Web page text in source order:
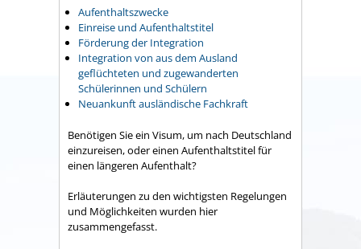
Aufenthaltszwecke
Einreise und Aufenthaltstitel
Förderung der Integration
Integration von aus dem Ausland
geflüchteten und zugewanderten
Schülerinnen und Schülern
Neuankunft ausländische Fachkraft
Benötigen Sie ein Visum, um nach Deutschland
einzureisen, oder einen Aufenthaltstitel für
einen längeren Aufenthalt?
Erläuterungen zu den wichtigsten Regelungen
und Möglichkeiten wurden hier
zusammengefasst.